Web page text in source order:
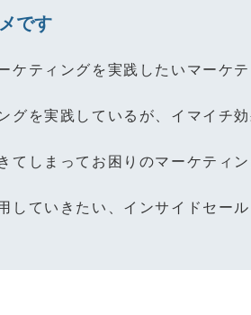
です
ケティングを実践したいマーケ
グを実践しているが、イマイチ
てしまってお困りのマーケティ
していきたい、インサイドセー